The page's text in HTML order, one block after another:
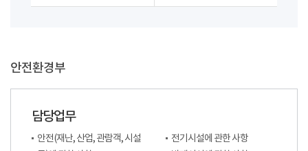
안전환경부
담당업무
안전(재난, 산업, 관람객, 시설
전기시설에 관한 사항